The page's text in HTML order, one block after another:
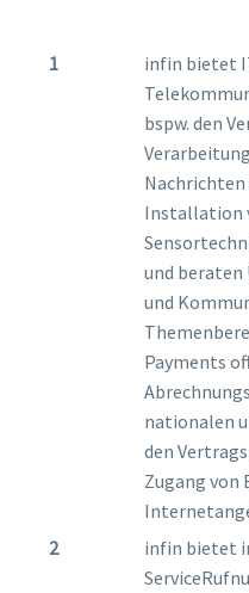
infin bietet
bspw. den
Nachrichten
Installation
und beraten
und
Payments
nationalen
den
Zugang von
infin bietet